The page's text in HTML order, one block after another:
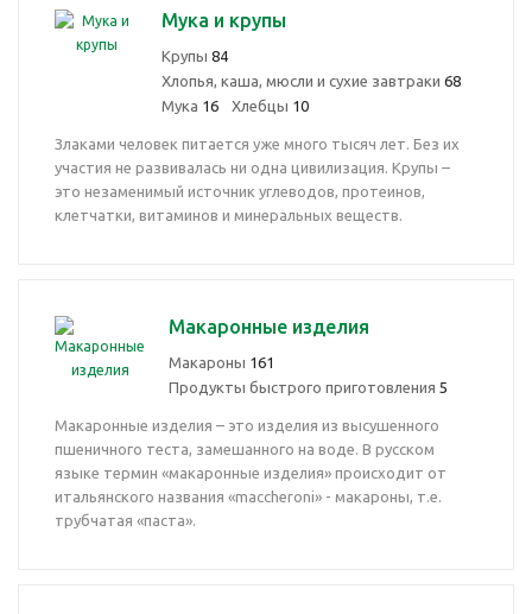
Мука и крупы
Крупы 84
Хлопья, каша, мюсли и сухие завтраки 68
Мука 16 Хлебцы 10
Злаками человек питается уже много тысяч лет. Без их
участия не развивалась ни одна цивилизация. Крупы –
это незаменимый источник углеводов, протеинов,
клетчатки, витаминов и минеральных веществ.
Макаронные изделия
Макароны 161
Продукты быстрого приготовления 5
Макаронные изделия – это изделия из высушенного
пшеничного теста, замешанного на воде. В русском
языке термин «макаронные изделия» происходит от
итальянского названия «maccheroni» - макароны, т.е.
трубчатая «паста».